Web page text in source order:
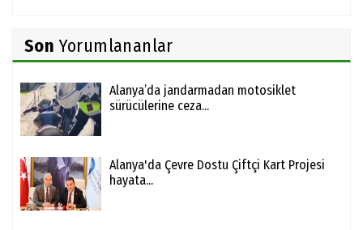
Son Yorumlananlar
Alanya’da jandarmadan motosiklet
sürücülerine ceza...
Alanya'da Çevre Dostu Çiftçi Kart Projesi
hayata...